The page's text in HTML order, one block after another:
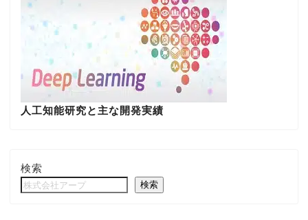
人工知能研究と主な開発実績
検索
検索